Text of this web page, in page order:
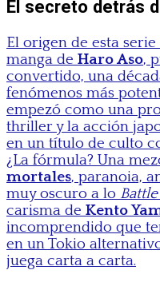
El secreto detrás
El origen de esta
manga de Haro Aso,
convertido, una
fenómenos más
empezó como una
thriller y la acción
en un título de culto
¿La fórmula? Una
mortales, paranoia,
muy oscuro a lo
carisma de Kento
incomprendido que
en un Tokio
juega carta a carta.